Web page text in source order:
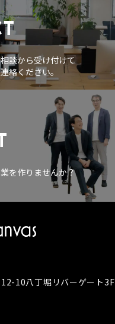
談から受け付けて
絡ください。
を作りませんか？
10八丁堀リバーゲート3F